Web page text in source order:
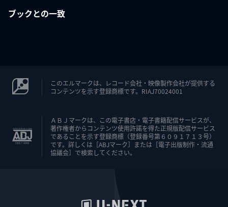
ブックとの一致
このエルマークは、レコード会社・映像製作会社が提供する
コンテンツを示す登録商標です。RIAJ70024001
ＡＢＪマークは、この電子書店・電子書籍配信サービスが、
著作権者からコンテンツ使用許諾を得た正規版配信サービス
であることを示す登録商標（登録番号第６０９１７１３号）
です。詳しくは［ABJマーク］または［電子出版制作・流通
協議会］で検索してください。